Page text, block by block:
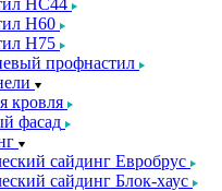
НС44
Н60
Н75
профнастил
кровля
фасад
сайдинг Евробрус
сайдинг Блок-хаус